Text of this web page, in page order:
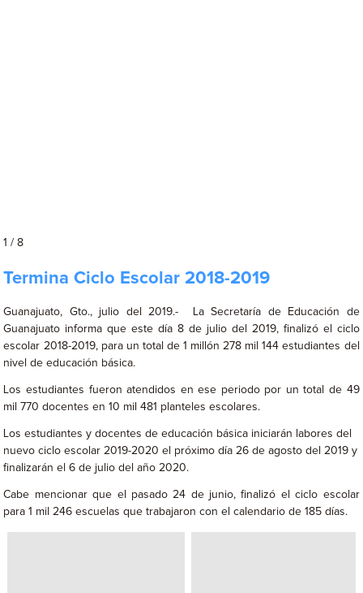
1 / 8
Termina Ciclo Escolar 2018-2019
Guanajuato, Gto., julio del 2019.- La Secretaría de Educación de
Guanajuato informa que este día 8 de julio del 2019, finalizó el ciclo
escolar 2018-2019, para un total de 1 millón 278 mil 144 estudiantes del
nivel de educación básica.
Los estudiantes fueron atendidos en ese periodo por un total de 49
mil 770 docentes en 10 mil 481 planteles escolares.
Los estudiantes y docentes de educación básica iniciarán labores del
nuevo ciclo escolar 2019-2020 el próximo día 26 de agosto del 2019 y
finalizarán el 6 de julio del año 2020.
Cabe mencionar que el pasado 24 de junio, finalizó el ciclo escolar
para 1 mil 246 escuelas que trabajaron con el calendario de 185 días.